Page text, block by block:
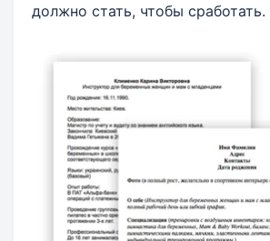
должно стать, чтобы сработать.